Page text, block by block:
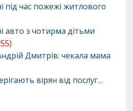
під час пожежі житлового
авто з чотирма дітьми
Дмитрів: чекала мама
вірян від послуг…